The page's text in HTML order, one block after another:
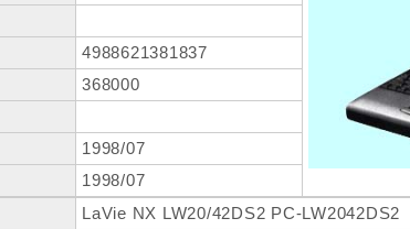
4988621381837
368000
1998/07
1998/07
LaVie NX LW20/42DS2 PC-LW2042DS2